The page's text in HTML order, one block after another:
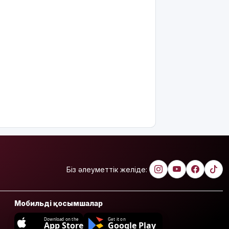
Біз әлеуметтік желіде:
Мобильді қосымшалар
Download on the
App Store
Get it on
Google Play